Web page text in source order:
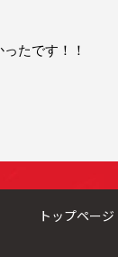
たです！！
トップページ